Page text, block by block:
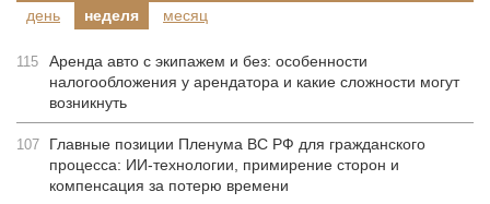
день
неделя месяц
115
Аренда авто с экипажем и без: особенности
налогообложения у арендатора и какие сложности могут
возникнуть
107
Главные позиции Пленума ВС РФ для гражданского
процесса: ИИ-технологии, примирение сторон и
компенсация за потерю времени